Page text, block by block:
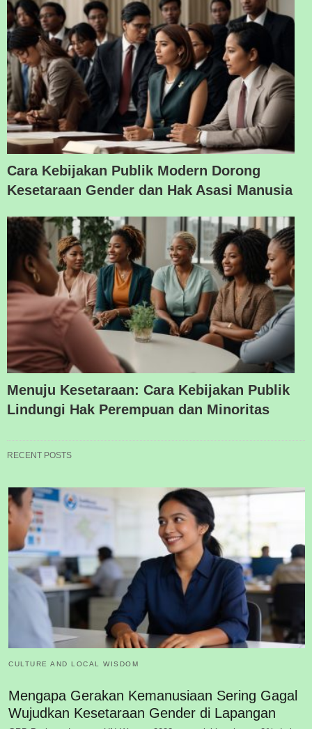
Cara Kebijakan Publik Modern Dorong
Kesetaraan Gender dan Hak Asasi Manusia
Menuju Kesetaraan: Cara Kebijakan Publik
Lindungi Hak Perempuan dan Minoritas
RECENT POSTS
CULTURE AND LOCAL WISDOM
Mengapa Gerakan Kemanusiaan Sering Gagal
Wujudkan Kesetaraan Gender di Lapangan